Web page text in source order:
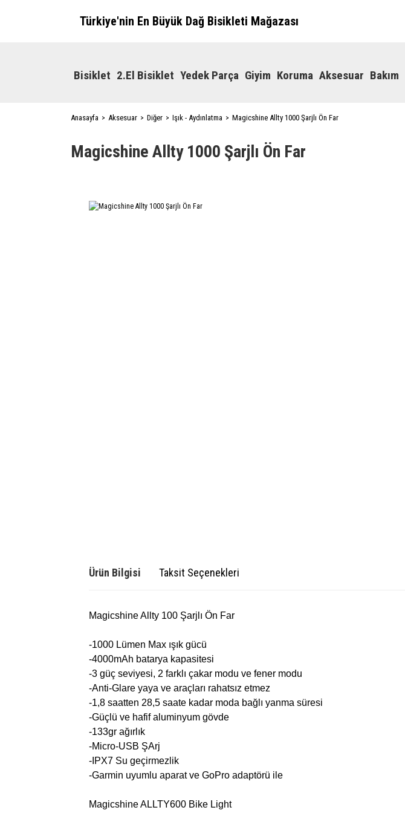
Türkiye'nin En Büyük Dağ Bisikleti Mağazası
Bisiklet 2.El Bisiklet Yedek Parça Giyim Koruma Aksesuar Bakım
Anasayfa Aksesuar Diğer Işık - Aydınlatma Magicshine Allty 1000 Şarjlı Ön Far
Magicshine Allty 1000 Şarjlı Ön Far
Ürün Bilgisi Taksit Seçenekleri
Magicshine Allty 100 Şarjlı Ön Far
-1000 Lümen Max ışık gücü
-4000mAh batarya kapasitesi
-3 güç seviyesi, 2 farklı çakar modu ve fener modu
-Anti-Glare yaya ve araçları rahatsız etmez
-1,8 saatten 28,5 saate kadar moda bağlı yanma süresi
-Güçlü ve hafif aluminyum gövde
-133gr ağırlık
-Micro-USB ŞArj
-IPX7 Su geçirmezlik
-Garmin uyumlu aparat ve GoPro adaptörü ile
Magicshine ALLTY600 Bike Light